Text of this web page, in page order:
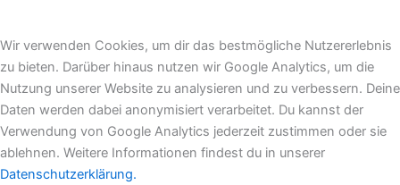
n
k
e
c
e
b
s
t
a
t
w
i
Wir verwenden Cookies, um dir das bestmögliche Nutzererlebnis
zu bieten. Darüber hinaus nutzen wir Google Analytics, um die
Nutzung unserer Website zu analysieren und zu verbessern. Deine
Daten werden dabei anonymisiert verarbeitet. Du kannst der
Verwendung von Google Analytics jederzeit zustimmen oder sie
ablehnen. Weitere Informationen findest du in unserer
Datenschutzerklärung.